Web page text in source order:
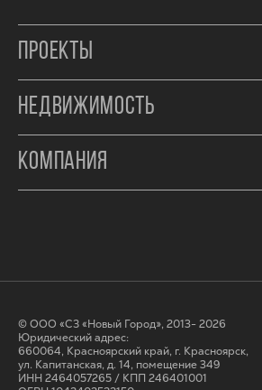
ПРОЕКТЫ
НЕДВИЖИМОСТЬ
КОМПАНИЯ
© ООО «СЗ «Новый Город», 2013- 2026
Юридический адрес:
660064, Красноярский край, г. Красноярск,
ул. Капитанская, д. 14, помещение 349
ИНН 2464057265 / КПП 246401001